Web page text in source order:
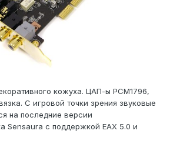
кожуха. ЦАП-ы PCM1796,
С игровой точки зрения звуковые
на последние версии
Sensaura с поддержкой EAX 5.0 и